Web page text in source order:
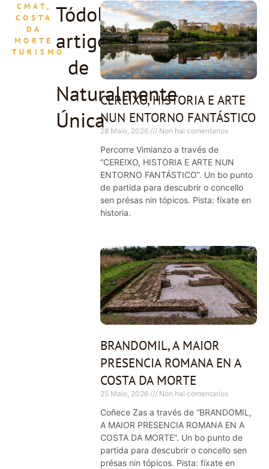
CMAT,
COSTA
DA
MORTE
TURISMO
Tódolos
artigos
de
Naturalmente
Única
CEREIXO, HISTORIA E ARTE
NUN ENTORNO FANTÁSTICO
28 Maio, 2026 Non hai comentarios
Percorre Vimianzo a través de
“CEREIXO, HISTORIA E ARTE NUN
ENTORNO FANTÁSTICO”. Un bo punto
de partida para descubrir o concello
sen présas nin tópicos. Pista: fíxate en
historia.
BRANDOMIL, A MAIOR
PRESENCIA ROMANA EN A
COSTA DA MORTE
25 Maio, 2026 Non hai comentarios
Coñece Zas a través de “BRANDOMIL,
A MAIOR PRESENCIA ROMANA EN A
COSTA DA MORTE”. Un bo punto de
partida para descubrir o concello sen
présas nin tópicos. Pista: fíxate en